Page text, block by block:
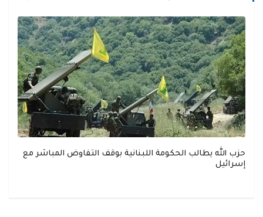
حزب الله يطالب الحكومة اللبنانية بوقف التفاوض المباشر مع
إسرائيل